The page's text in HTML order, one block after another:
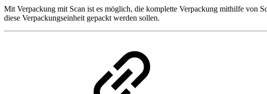
Mit Verpackung mit Scan ist es möglich, die komplette Verpackung mithilfe von
diese Verpackungseinheit gepackt werden sollen.